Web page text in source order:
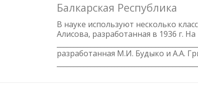
Балкарская Республика
В науке используют несколько
Алисова, разработанная в 1936 г. На
разработанная М.И. Будыко и А.А.